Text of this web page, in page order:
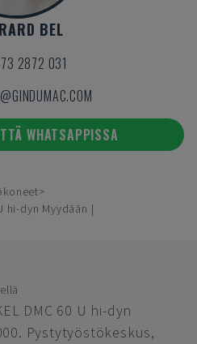
BEL
2872 031
WHATSAPPISSA
hi-dyn Myydään |
DMC 60 U hi-dyn
Pystytyöstökeskus,